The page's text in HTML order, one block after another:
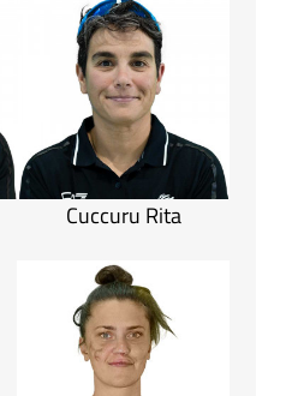
Cuccuru Rita